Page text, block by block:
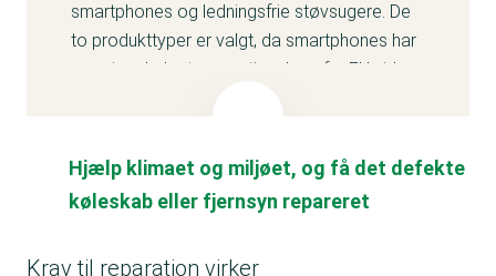
smartphones og ledningsfrie støvsugere. De
to produkttyper er valgt, da smartphones har
været underlagt reparationskrav fra EU siden
Projektet er udført under den
europæiske
forbrugerorganisation BEUC
.
Hjælp klimaet og miljøet, og få det defekte
køleskab eller fjernsyn repareret
Krav til reparation virker